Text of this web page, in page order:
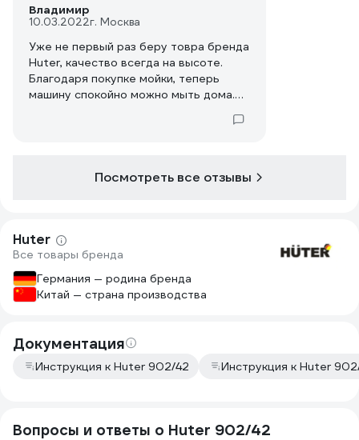
Владимир
10.03.2022г. Москва
Уже не первый раз беру товра бренда
Huter, качество всегда на высоте.
Благодаря покупке мойки, теперь
машину спокойно можно мыть дома.
дорожки на участке. Измельчителем
Посмотреть все отзывы
Huter
Все товары бренда
Германия — родина бренда
Китай — страна производства
Документация
Инструкция к Huter 902/42 Инструкция к Huter
Вопросы и ответы о Huter 902/42